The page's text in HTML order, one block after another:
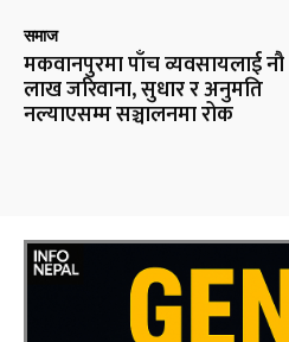
समाज
मकवानपुरमा पाँच व्यवसायलाई नौ
लाख जरिवाना, सुधार र अनुमति
नल्याएसम्म सञ्चालनमा रोक